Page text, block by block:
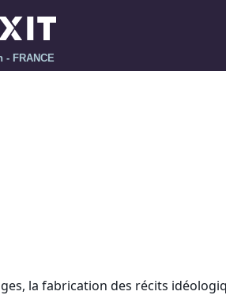
- FRANCE
la fabrication des récits